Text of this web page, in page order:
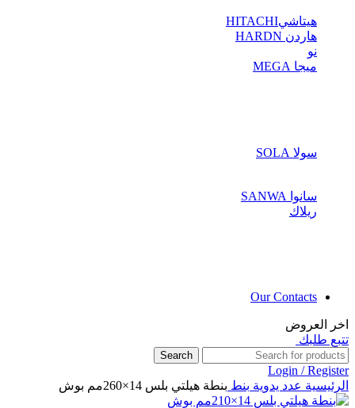
هيتاشيHITACHI
هاردن HARDN
نو
ميجا MEGA
سولا SOLA
سانوا SANWA
ريلاك
Our Contacts
اخر العروض
تتبع طلبك
Search
Login / Register
الرئيسية عدد يدوية بنط بنطة هيلتي بلس 14×260مم بوش